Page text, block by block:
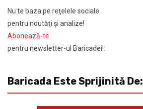
Nu te baza pe reţelele sociale
pentru noutăţi şi analize!
Abonează-te
pentru newsletter-ul Baricadei!:
Baricada Este Sprijinită De: